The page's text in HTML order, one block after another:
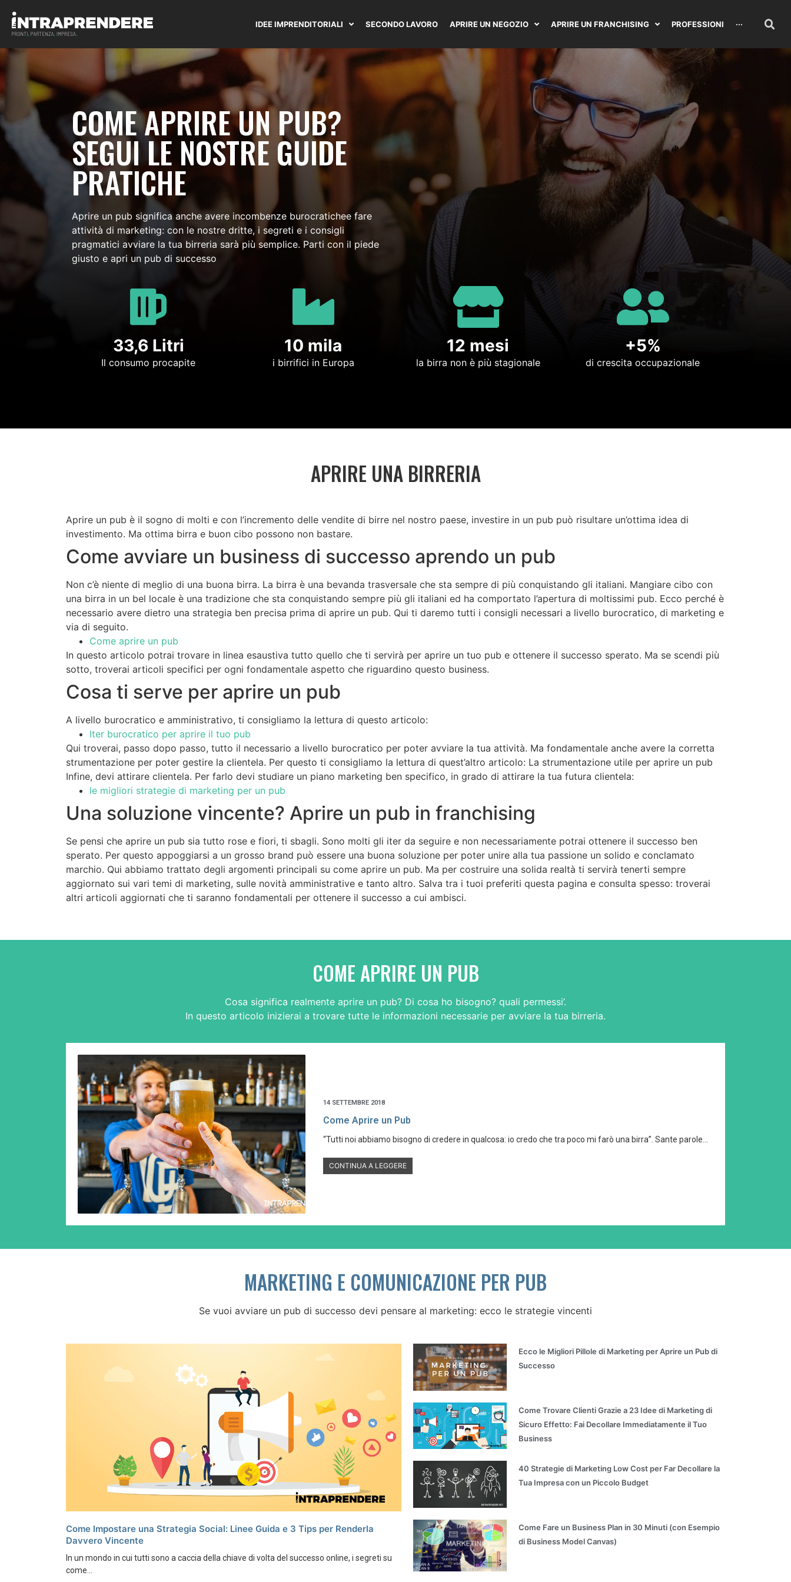
IDEE IMPRENDITORIALI SECONDO LAVORO APRIRE UN NEGOZIO APRIRE UN FRANCHISING PROFESSIONI ···
COME APRIRE UN PUB?
SEGUI LE NOSTRE GUIDE
PRATICHE
Aprire un pub significa anche avere incombenze burocratichee fare
attività di marketing: con le nostre dritte, i segreti e i consigli
pragmatici avviare la tua birreria sarà più semplice. Parti con il piede
giusto e apri un pub di successo
33,6 Litri
Il consumo procapite
10 mila
i birrifici in Europa
12 mesi
la birra non è più stagionale
+5%
di crescita occupazionale
APRIRE UNA BIRRERIA
Aprire un pub è il sogno di molti e con l’incremento delle vendite di birre nel nostro paese, investire in un pub può risultare un’ottima idea di
investimento. Ma ottima birra e buon cibo possono non bastare.
Come avviare un business di successo aprendo un pub
Non c’è niente di meglio di una buona birra. La birra è una bevanda trasversale che sta sempre di più conquistando gli italiani. Mangiare cibo con
una birra in un bel locale è una tradizione che sta conquistando sempre più gli italiani ed ha comportato l’apertura di moltissimi pub. Ecco perché è
necessario avere dietro una strategia ben precisa prima di aprire un pub. Qui ti daremo tutti i consigli necessari a livello burocratico, di marketing e
via di seguito.
Come aprire un pub
In questo articolo potrai trovare in linea esaustiva tutto quello che ti servirà per aprire un tuo pub e ottenere il successo sperato. Ma se scendi più
sotto, troverai articoli specifici per ogni fondamentale aspetto che riguardino questo business.
Cosa ti serve per aprire un pub
A livello burocratico e amministrativo, ti consigliamo la lettura di questo articolo:
Iter burocratico per aprire il tuo pub
Qui troverai, passo dopo passo, tutto il necessario a livello burocratico per poter avviare la tua attività. Ma fondamentale anche avere la corretta
strumentazione per poter gestire la clientela. Per questo ti consigliamo la lettura di quest’altro articolo: La strumentazione utile per aprire un pub
Infine, devi attirare clientela. Per farlo devi studiare un piano marketing ben specifico, in grado di attirare la tua futura clientela:
le migliori strategie di marketing per un pub
Una soluzione vincente? Aprire un pub in franchising
Se pensi che aprire un pub sia tutto rose e fiori, ti sbagli. Sono molti gli iter da seguire e non necessariamente potrai ottenere il successo ben
sperato. Per questo appoggiarsi a un grosso brand può essere una buona soluzione per poter unire alla tua passione un solido e conclamato
marchio. Qui abbiamo trattato degli argomenti principali su come aprire un pub. Ma per costruire una solida realtà ti servirà tenerti sempre
aggiornato sui vari temi di marketing, sulle novità amministrative e tanto altro. Salva tra i tuoi preferiti questa pagina e consulta spesso: troverai
altri articoli aggiornati che ti saranno fondamentali per ottenere il successo a cui ambisci.
COME APRIRE UN PUB
Cosa significa realmente aprire un pub? Di cosa ho bisogno? quali permessi’.
In questo articolo inizierai a trovare tutte le informazioni necessarie per avviare la tua birreria.
14 SETTEMBRE 2018
Come Aprire un Pub
“Tutti noi abbiamo bisogno di credere in qualcosa: io credo che tra poco mi farò una birra”. Sante parole...
CONTINUA A LEGGERE
14 SETTEMBRE 2018
Come Aprire un Pub
“Tutti noi abbiamo bisogno di credere in qualcosa: io credo che tra poco mi farò una birra”. Sante parole...
CONTINUA A LEGGERE
14 SETTEMBRE 2018
Come Aprire un Pub
“Tutti noi abbiamo bisogno di credere in qualcosa: io credo che tra poco mi farò una birra”. Sante parole...
CONTINUA A LEGGERE
MARKETING E COMUNICAZIONE PER PUB
Se vuoi avviare un pub di successo devi pensare al marketing: ecco le strategie vincenti
Come Impostare una Strategia Social: Linee Guida e 3 Tips per Renderla
Davvero Vincente
In un mondo in cui tutti sono a caccia della chiave di volta del successo online, i segreti su
come...
Ecco le Migliori Pillole di Marketing per Aprire un Pub di
Successo
Come Trovare Clienti Grazie a 23 Idee di Marketing di
Sicuro Effetto: Fai Decollare Immediatamente il Tuo
Business
40 Strategie di Marketing Low Cost per Far Decollare la
Tua Impresa con un Piccolo Budget
Come Fare un Business Plan in 30 Minuti (con Esempio
di Business Model Canvas)